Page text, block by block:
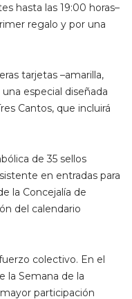
hasta las 19:00 horas–
regalo y por una
tarjetas –amarilla,
especial diseñada
Cantos, que incluirá
de 35 sellos
en entradas para
la Concejalía de
del calendario
colectivo. En el
la Semana de la
participación